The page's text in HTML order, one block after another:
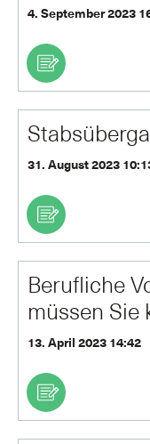
4. September 2023
31. August 2023
Berufliche
müssen Sie
13. April 2023 14:42